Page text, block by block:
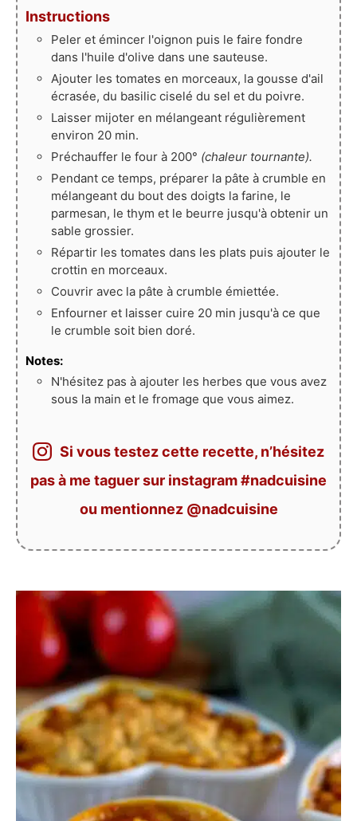
Instructions
Peler et émincer l'oignon puis le faire fondre
dans l'huile d'olive dans une sauteuse.
Ajouter les tomates en morceaux, la gousse d'ail
écrasée, du basilic ciselé du sel et du poivre.
Laisser mijoter en mélangeant régulièrement
environ 20 min.
Préchauffer le four à 200° (chaleur tournante).
Pendant ce temps, préparer la pâte à crumble en
mélangeant du bout des doigts la farine, le
parmesan, le thym et le beurre jusqu'à obtenir un
sable grossier.
Répartir les tomates dans les plats puis ajouter le
crottin en morceaux.
Couvrir avec la pâte à crumble émiettée.
Enfourner et laisser cuire 20 min jusqu'à ce que
le crumble soit bien doré.
Notes:
N'hésitez pas à ajouter les herbes que vous avez
sous la main et le fromage que vous aimez.
Si vous testez cette recette, n’hésitez
pas à me taguer sur instagram #nadcuisine
ou mentionnez @nadcuisine